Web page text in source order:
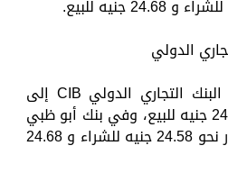
الدولي
ووصل سعر الدولار في البنك التجاري الدولي CIB إلى
24.61 جنيه للشراء و 24.68 جنيه للبيع، وفي بنك أبو ظبي
التجاري سجل سعر الدولار نحو 24.58 جنيه للشراء و 24.68